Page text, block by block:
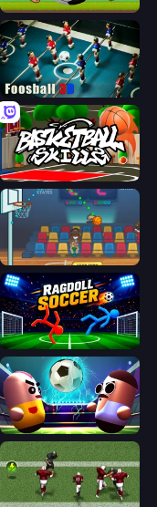
Fiveheads Soccer
Foosball 3D
Basketball Skills
Basket Champs
Ragdoll Soccer 2 Players
Pill Soccer